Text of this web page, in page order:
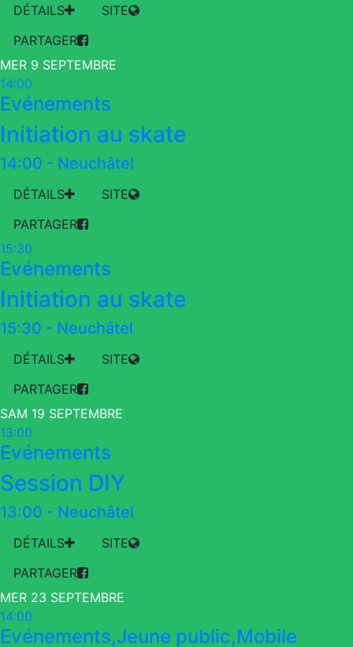
DÉTAILS
SITE
PARTAGER
MER 9 SEPTEMBRE
14:00
Evénements
Initiation au skate
14:00 - Neuchâtel
DÉTAILS
SITE
PARTAGER
15:30
Evénements
Initiation au skate
15:30 - Neuchâtel
DÉTAILS
SITE
PARTAGER
SAM 19 SEPTEMBRE
13:00
Evénements
Session DIY
13:00 - Neuchâtel
DÉTAILS
SITE
PARTAGER
MER 23 SEPTEMBRE
14:00
Evénements,Jeune public,Mobile